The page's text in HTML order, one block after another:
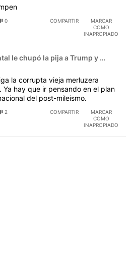
0 COMPARTIR
MARCAR
COMO
INAPROPIADO
le chupó la pija a Trump y el
la corrupta vieja merluzera
Ya hay que ir pensando en el plan
del post-mileismo.
2 COMPARTIR
MARCAR
COMO
INAPROPIADO